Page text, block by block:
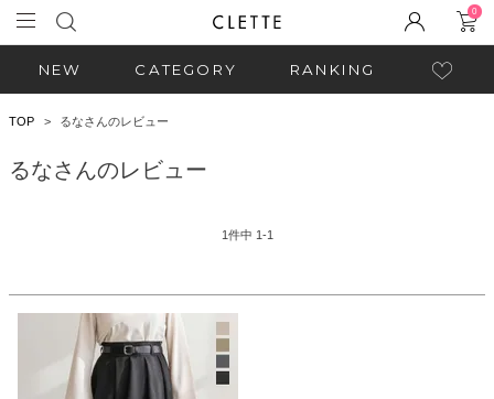
0
NEW CATEGORY RANKING
TOP るなさんのレビュー
るなさんのレビュー
1件中 1-1